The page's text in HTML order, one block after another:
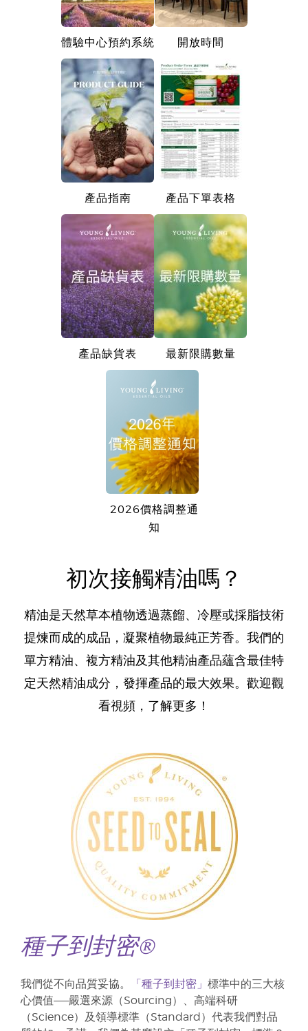
體驗中心預約系統 開放時間
產品指南 產品下單表格
產品缺貨表 最新限購數量
2026價格調整通
知
初次接觸精油嗎？
精油是天然草本植物透過蒸餾、冷壓或採脂技術
提煉而成的成品，凝聚植物最純正芳香。我們的
單方精油、複方精油及其他精油產品蘊含最佳特
定天然精油成分，發揮產品的最大效果。歡迎觀
看視頻，了解更多！
種子到封密®
我們從不向品質妥協。 「種子到封密」 標準中的三大核
心價值——嚴選來源（Sourcing）、高端科研
（Science）及領導標準（Standard）代表我們對品